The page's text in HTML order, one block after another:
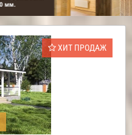
ХИТ ПРОДАЖ